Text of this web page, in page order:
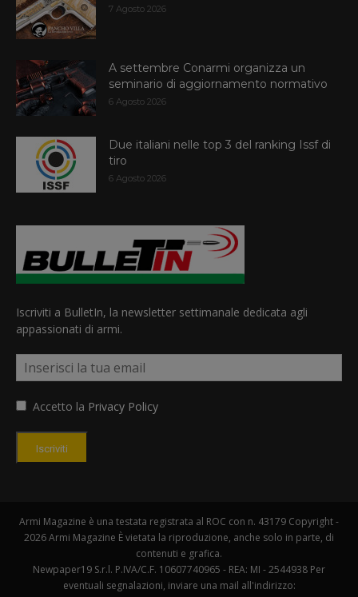
7 Agosto 2026
A settembre Conarmi organizza un
seminario di aggiornamento normativo
6 Agosto 2026
Due italiani nelle top 3 del ranking Issf di
tiro
6 Agosto 2026
Iscriviti a BulletIn, la newsletter settimanale dedicata agli
appassionati di armi.
Accetto la Privacy Policy
Iscriviti
Armi Magazine è una testata registrata al ROC con n. 43179 Copyright -
2026 Armi Magazine È vietata la riproduzione, anche solo in parte, di
contenuti e grafica.
Newpaper19 S.r.l. P.IVA/C.F. 10607740965 - REA: MI - 2544938 Per
eventuali segnalazioni, inviare una mail all'indirizzo: